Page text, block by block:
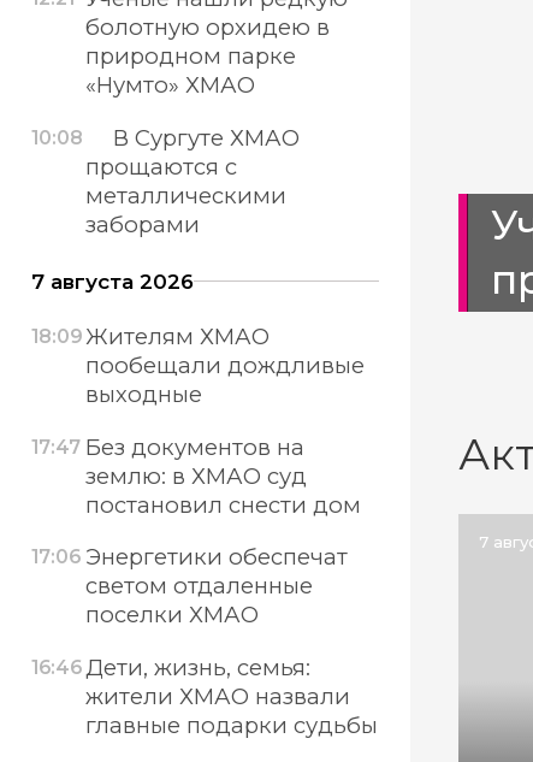
болотную орхидею в
природном парке
«Нумто» ХМАО
10:08
В Сургуте ХМАО
прощаются с
металлическими
заборами
7 августа 2026
18:09Жителям ХМАО
пообещали дождливые
выходные
17:47 Без документов на
землю: в ХМАО суд
постановил снести дом
17:06 Энергетики обеспечат
светом отдаленные
поселки ХМАО
16:46Дети, жизнь, семья:
жители ХМАО назвали
главные подарки судьбы
7